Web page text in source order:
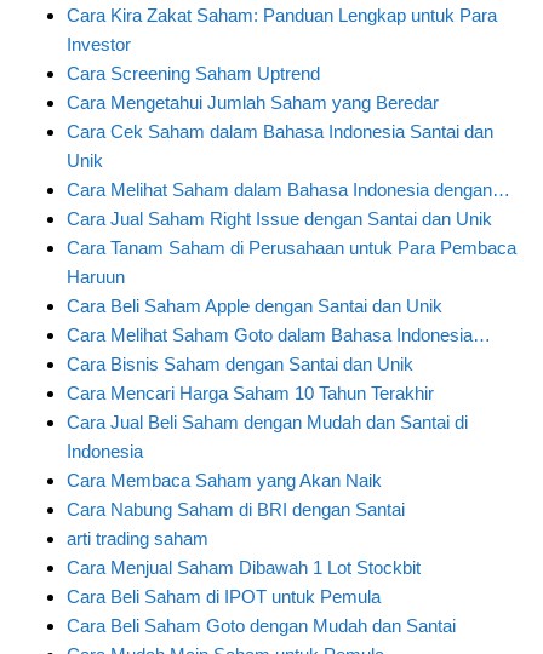
Cara Kira Zakat Saham: Panduan Lengkap untuk Para
Investor
Cara Screening Saham Uptrend
Cara Mengetahui Jumlah Saham yang Beredar
Cara Cek Saham dalam Bahasa Indonesia Santai dan
Unik
Cara Melihat Saham dalam Bahasa Indonesia dengan…
Cara Jual Saham Right Issue dengan Santai dan Unik
Cara Tanam Saham di Perusahaan untuk Para Pembaca
Haruun
Cara Beli Saham Apple dengan Santai dan Unik
Cara Melihat Saham Goto dalam Bahasa Indonesia…
Cara Bisnis Saham dengan Santai dan Unik
Cara Mencari Harga Saham 10 Tahun Terakhir
Cara Jual Beli Saham dengan Mudah dan Santai di
Indonesia
Cara Membaca Saham yang Akan Naik
Cara Nabung Saham di BRI dengan Santai
arti trading saham
Cara Menjual Saham Dibawah 1 Lot Stockbit
Cara Beli Saham di IPOT untuk Pemula
Cara Beli Saham Goto dengan Mudah dan Santai